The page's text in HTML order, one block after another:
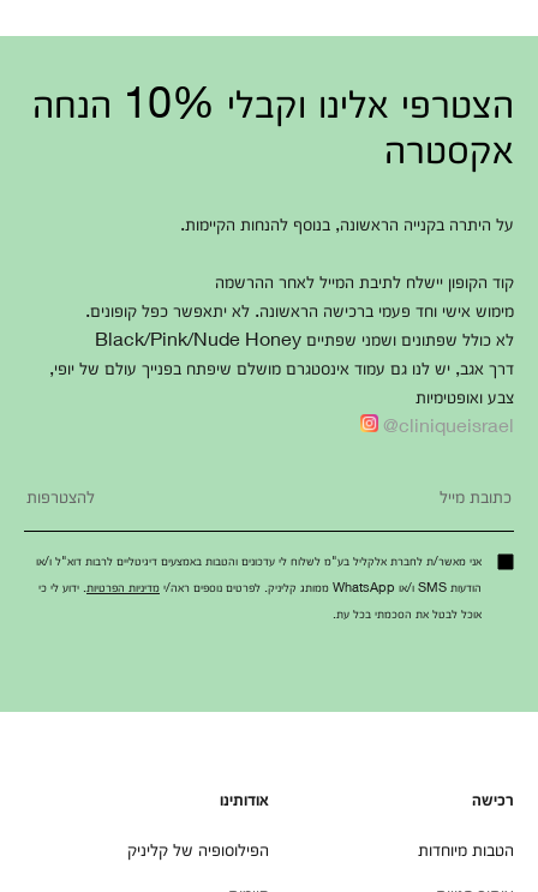
הצטרפי אלינו וקבלי 10% הנחה
אקסטרה
על היתרה בקנייה הראשונה, בנוסף להנחות הקיימות.
קוד הקופון יישלח לתיבת המייל לאחר ההרשמה
מימוש אישי וחד פעמי ברכישה הראשונה. לא יתאפשר כפל קופונים.
לא כולל שפתונים ושמני שפתיים Black/Pink/Nude Honey
דרך אגב, יש לנו גם עמוד אינסטגרם מושלם שיפתח בפנייך עולם של יופי,
צבע ואופטימיות
cliniqueisrael@
אני מאשר/ת לחברת אלקליל בע"מ לשלוח לי עדכונים והטבות באמצעים דיגיטליים לרבות דוא"ל ו/או
הודעות SMS ו/או WhatsApp ממותג קליניק. לפרטים נוספים ראה/י
מדיניות הפרטיות . ידוע לי כי
אוכל לבטל את הסכמתי בכל עת.
רכישה
הטבות מיוחדות
אודותינו
הפילוסופיה של קליניק